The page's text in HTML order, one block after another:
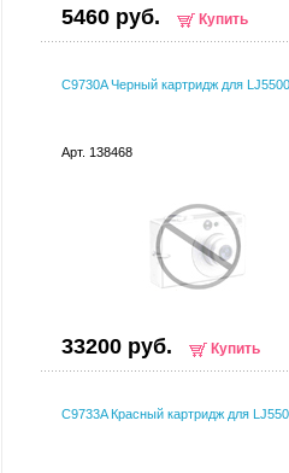
5460 руб. Купить
C9730A Черный картридж для LJ5500
Арт. 138468
33200 руб. Купить
C9733A Красный картридж для